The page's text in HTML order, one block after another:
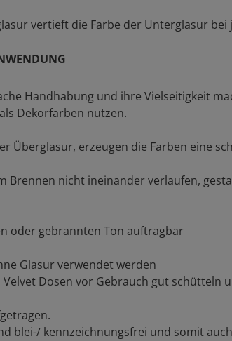
vertieft die Farbe der Unterglasur
Handhabung und ihre Vielseitigkeit
Dekorfarben nutzen.
Überglasur, erzeugen die Farben eine
Brennen nicht ineinander verlaufen,
oder gebrannten Ton auftragbar
Glasur verwendet werden
Velvet Dosen vor Gebrauch gut schütteln
blei-/ kennzeichnungsfrei und somit